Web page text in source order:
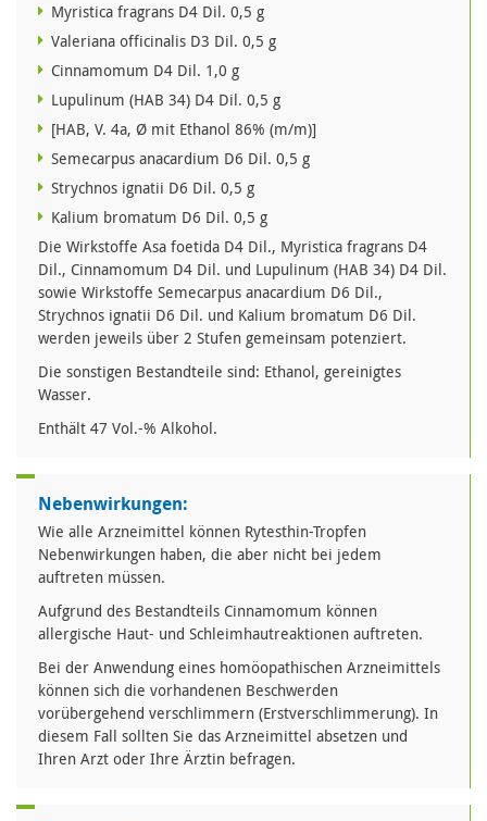
Myristica fragrans D4 Dil. 0,5 g
Valeriana officinalis D3 Dil. 0,5 g
Cinnamomum D4 Dil. 1,0 g
Lupulinum (HAB 34) D4 Dil. 0,5 g
[HAB, V. 4a, Ø mit Ethanol 86% (m/m)]
Semecarpus anacardium D6 Dil. 0,5 g
Strychnos ignatii D6 Dil. 0,5 g
Kalium bromatum D6 Dil. 0,5 g
Die Wirkstoffe Asa foetida D4 Dil., Myristica fragrans D4
Dil., Cinnamomum D4 Dil. und Lupulinum (HAB 34) D4 Dil.
sowie Wirkstoffe Semecarpus anacardium D6 Dil.,
Strychnos ignatii D6 Dil. und Kalium bromatum D6 Dil.
werden jeweils über 2 Stufen gemeinsam potenziert.
Die sonstigen Bestandteile sind: Ethanol, gereinigtes
Wasser.
Enthält 47 Vol.-% Alkohol.
Nebenwirkungen:
Wie alle Arzneimittel können Rytesthin-Tropfen
Nebenwirkungen haben, die aber nicht bei jedem
auftreten müssen.
Aufgrund des Bestandteils Cinnamomum können
allergische Haut- und Schleimhautreaktionen auftreten.
Bei der Anwendung eines homöopathischen Arzneimittels
können sich die vorhandenen Beschwerden
vorübergehend verschlimmern (Erstverschlimmerung). In
diesem Fall sollten Sie das Arzneimittel absetzen und
Ihren Arzt oder Ihre Ärztin befragen.